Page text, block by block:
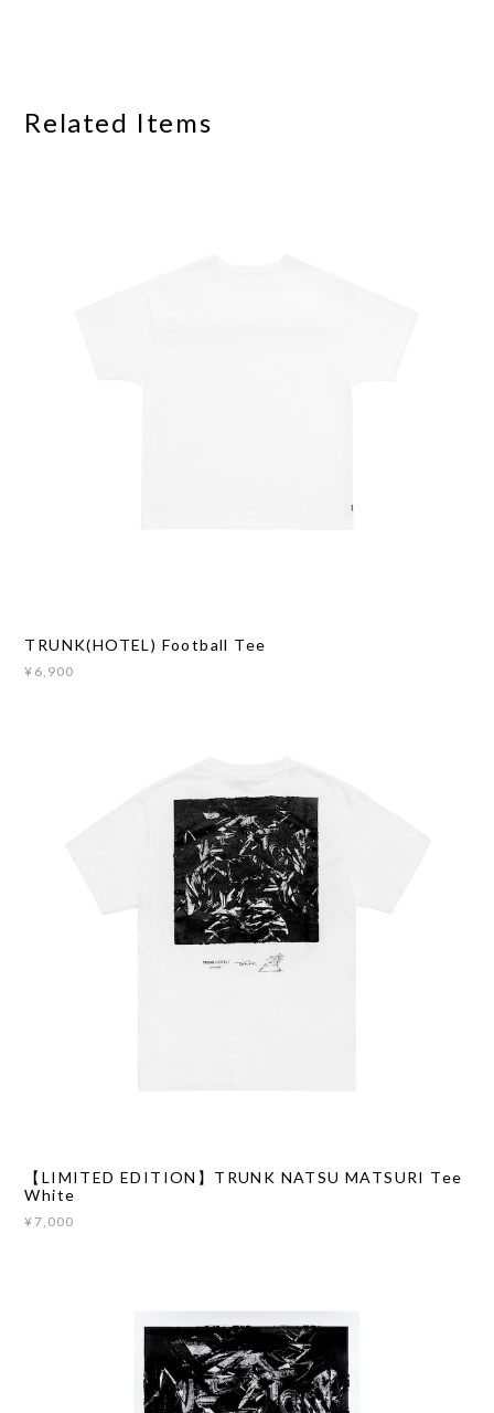
Related Items
TRUNK(HOTEL) Football Tee
¥6,900
【LIMITED EDITION】TRUNK NATSU MATSURI Tee
White
¥7,000